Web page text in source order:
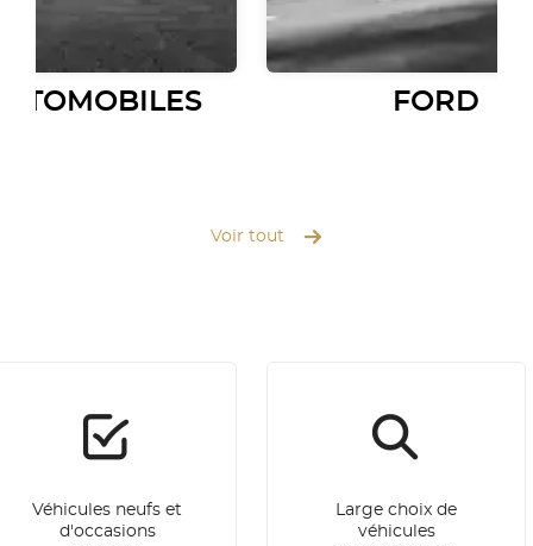
FORD
Voir tout
Véhicules neufs et
d'occasions
Large choix de
véhicules